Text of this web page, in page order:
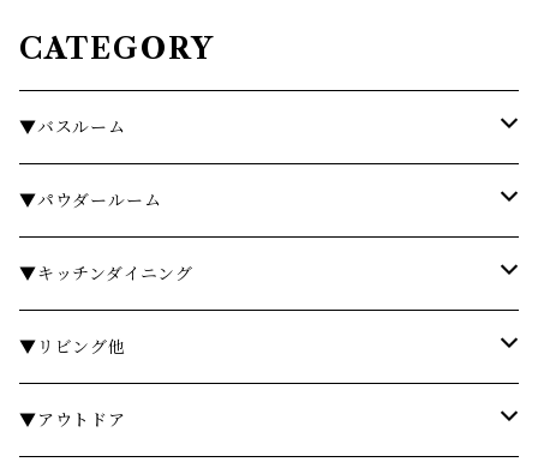
CATEGORY
▼バスルーム
タオル
バスローブ
石鹸・ボディソープ
入浴剤・バスソルト
▼パウダールーム
石鹸・ハンドウォッシュ
ディスペンサー・ソープディッシュ
歯ブラシスタンド・タンブラー
▼キッチンダイニング
お皿・プレート
グラス・コップ
▼リビング他
フレグランス
▼アウトドア